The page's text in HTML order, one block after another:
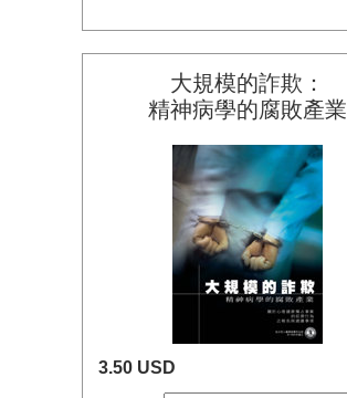
大規模的詐欺：
精神病學的腐敗產業
3.50 USD